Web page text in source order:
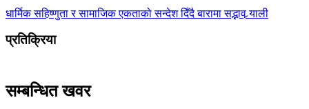
धार्मिक सहिष्णुता र सामाजिक एकताको सन्देश दिँदै बारामा सद्भाव र्‍याली
प्रतिक्रिया
सम्बन्धित खवर